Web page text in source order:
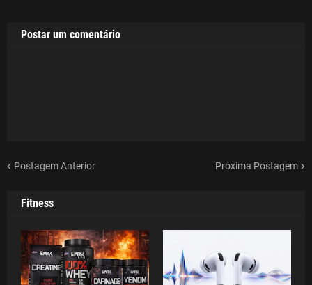
Postar um comentário
Postagem Anterior Próxima Postagem
Fitness